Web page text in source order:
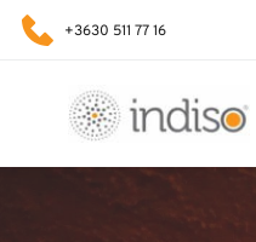
+3630 511 77 16